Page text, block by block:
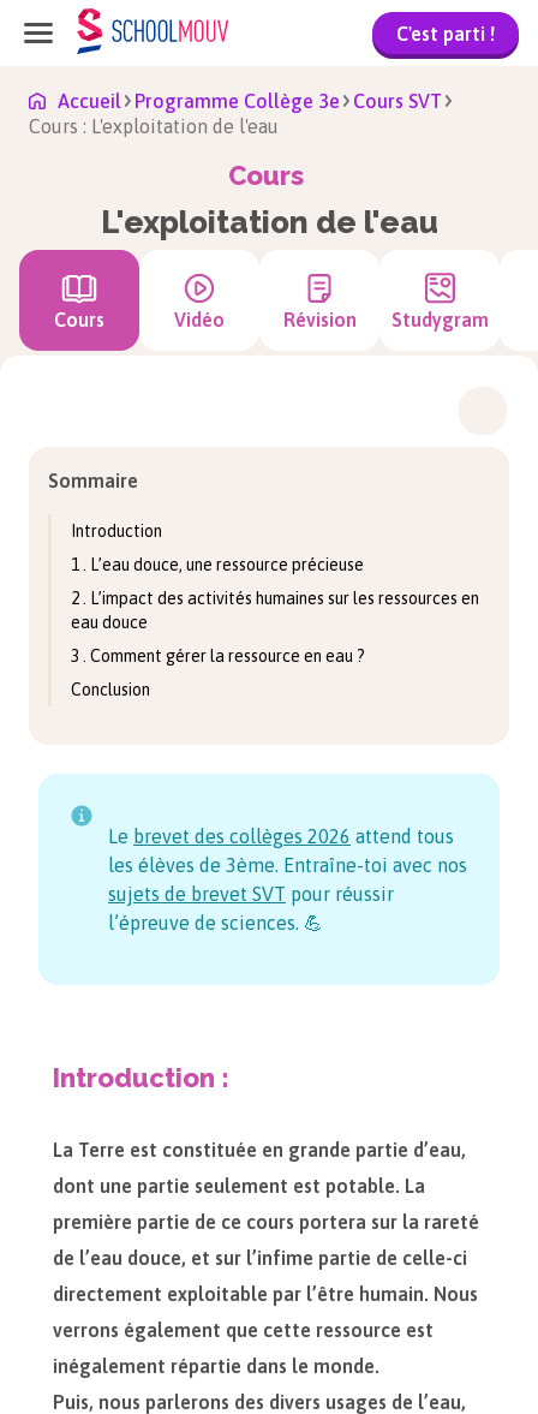
C'est parti !
Accueil Programme Collège 3e
Cours SVT
Cours : L'exploitation de l'eau
Cours
L'exploitation de l'eau
Cours Vidéo Révision Studygram
Sommaire
Introduction
1 . L’eau douce, une ressource précieuse
2 . L’impact des activités humaines sur les ressources en
eau douce
3 . Comment gérer la ressource en eau ?
Conclusion
Le brevet des collèges 2026 attend tous
les élèves de 3ème. Entraîne-toi avec nos
sujets de brevet SVT pour réussir
l’épreuve de sciences. 💪
Introduction :
La Terre est constituée en grande partie d’eau,
dont une partie seulement est potable. La
première partie de ce cours portera sur la rareté
de l’eau douce, et sur l’infime partie de celle-ci
directement exploitable par l’être humain. Nous
verrons également que cette ressource est
inégalement répartie dans le monde.
Puis, nous parlerons des divers usages de l’eau,